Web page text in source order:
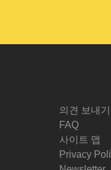
의견 보내기
FAQ
사이트 맵
Privacy